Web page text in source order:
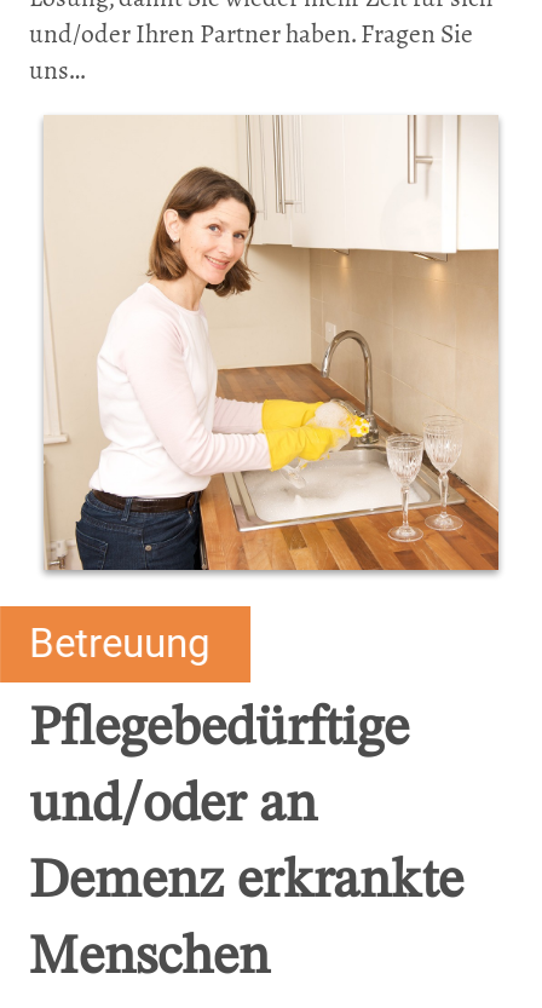
und/oder Ihren Partner haben. Fragen Sie
uns…
Betreuung
Pflegebedürftige
und/oder an
Demenz erkrankte
Menschen